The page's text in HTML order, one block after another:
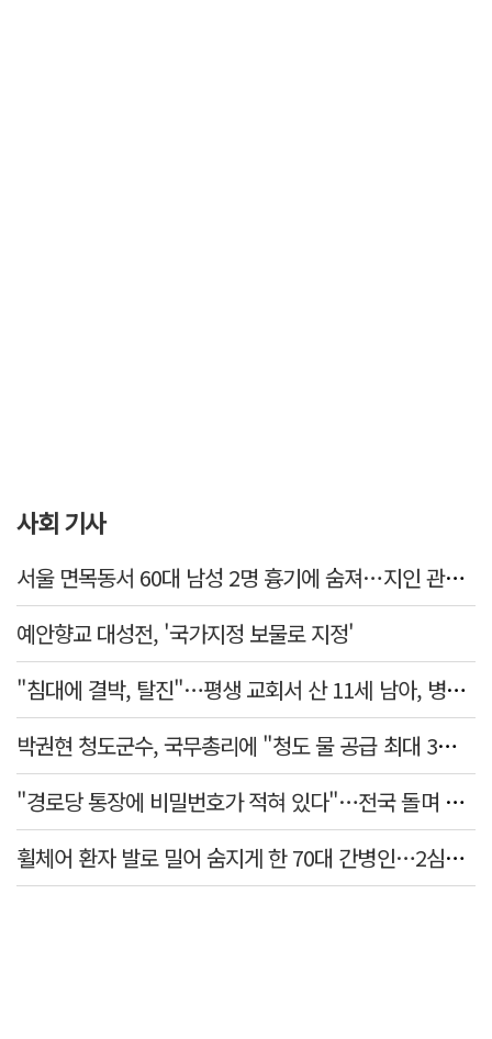
사회 기사
서울 면목동서 60대 남성 2명 흉기에 숨져…지인 관계로 추정
예안향교 대성전, '국가지정 보물로 지정'
"침대에 결박, 탈진"…평생 교회서 산 11세 남아, 병원 이송 끝 숨져
박권현 청도군수, 국무총리에 "청도 물 공급 최대 3만t 늘려달라"
"경로당 통장에 비밀번호가 적혀 있다"…전국 돌며 경로당 13곳 턴 30대 구속
휠체어 환자 발로 밀어 숨지게 한 70대 간병인…2심도 집행유예